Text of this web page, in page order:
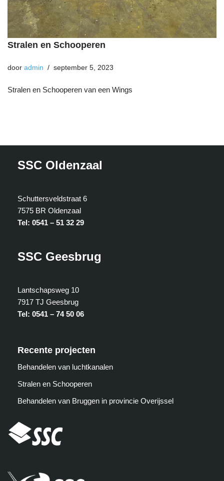
Stralen en Schooperen
door admin september 5, 2023
Stralen en Schooperen van een Wings
SSC Oldenzaal
Schuttersveldstraat 6
7575 BR Oldenzaal
Tel: 0541 – 51 32 29
SSC Geesbrug
Lantschapsweg 10
7917 TJ Geesbrug
Tel: 0541 – 74 50 06
Recente projecten
Behandelen van luchtkanalen
Stralen en Schooperen
Behandelen van Bruggen in provincie Overijssel